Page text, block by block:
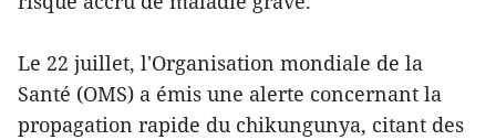
Le 22 juillet, l'Organisation mondiale de la
Santé (OMS) a émis une alerte concernant la
propagation rapide du chikungunya, citant des